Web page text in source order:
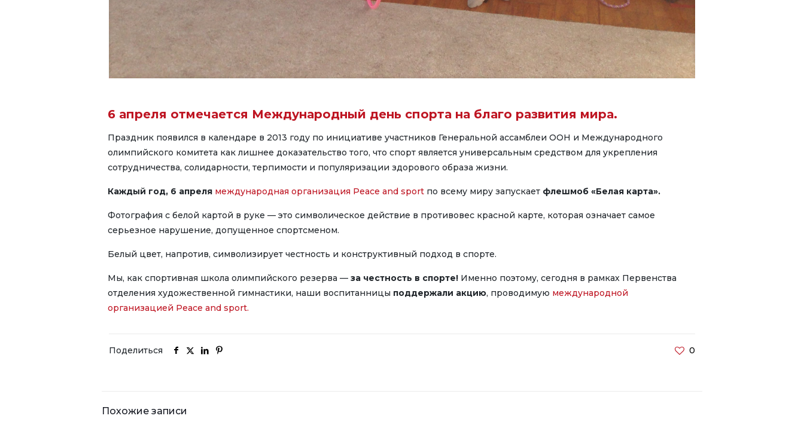
6 апреля отмечается Международный день спорта на благо развития мира.
Праздник появился в календаре в 2013 году по инициативе участников Генеральной ассамблеи ООН и Международного
олимпийского комитета как лишнее доказательство того, что спорт является универсальным средством для укрепления
сотрудничества, солидарности, терпимости и популяризации здорового образа жизни.
Каждый год, 6 апреля международная организация Peace and sport по всему миру запускает флешмоб «Белая карта».
Фотография с белой картой в руке — это символическое действие в противовес красной карте, которая означает самое
серьезное нарушение, допущенное спортсменом.
Белый цвет, напротив, символизирует честность и конструктивный подход в спорте.
Мы, как спортивная школа олимпийского резерва —за честность в спорте! Именно поэтому, сегодня в рамках Первенства
отделения художественной гимнастики, наши воспитанницы поддержали акцию, проводимую международной
организацией Peace and sport.
Поделиться 0
Похожие записи